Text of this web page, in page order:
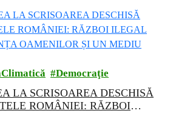
Democraţie
LA SCRISOAREA DESCHISĂ
ROMÂNIEI: RĂZBOI